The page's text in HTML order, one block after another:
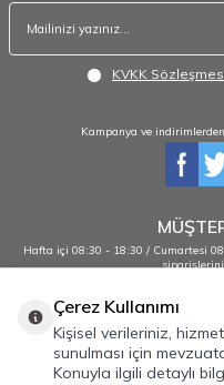
KVKK
Kampanya ve
Hafta içi 08:30 - 18:30 / Cumartesi
0232 484 38
Önemli Bilgiler
Çerez Kullanımı
Kişisel verileriniz,
sunulması için
Konuyla ilgili detaylı